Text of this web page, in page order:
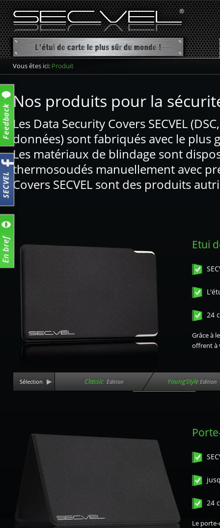
Porte-cartes
Porte-cartes CF+
Étui de passeport
Vous êtes ici: Produit
Nos produits pour la
Les Data Security Covers SECVEL
données) sont fabriqués avec le plus
Les matériaux de blindage sont
thermosoudés manuellement avec
Covers SECVEL sont des produits
Etui
24
Grâce à
offrent à
Sélection Classic Edition YoungStyle Edition
24
Le